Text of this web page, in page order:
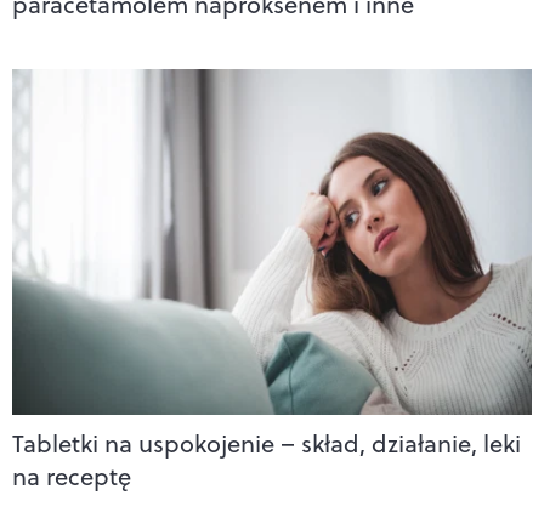
Tabletki na uspokojenie – skład, działanie, leki
na receptę